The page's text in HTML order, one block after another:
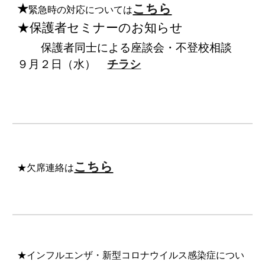
★緊急時の対応についてはこちら
★保護者セミナーのお知らせ
保護者同士による座談会・不登校相談
９月２日（水） チラシ
★欠席連絡はこちら
★インフルエンザ・新型コロナウイルス感染症につい